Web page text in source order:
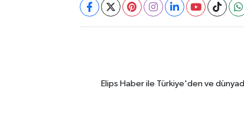
Elips Haber ile Türkiye'den ve